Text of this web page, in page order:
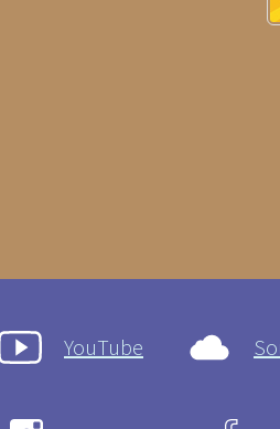
YouTube